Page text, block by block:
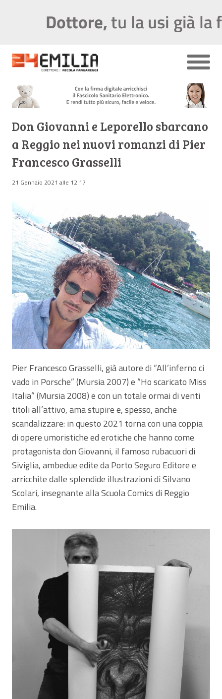
Don Giovanni e Leporello sbarcano
a Reggio nei nuovi romanzi di Pier
Francesco Grasselli
21 Gennaio 2021 alle 12:17
Pier Francesco Grasselli, già autore di “All’inferno ci
vado in Porsche” (Mursia 2007) e “Ho scaricato Miss
Italia” (Mursia 2008) e con un totale ormai di venti
titoli all’attivo, ama stupire e, spesso, anche
scandalizzare: in questo 2021 torna con una coppia
di opere umoristiche ed erotiche che hanno come
protagonista don Giovanni, il famoso rubacuori di
Siviglia, ambedue edite da Porto Seguro Editore e
arricchite dalle splendide illustrazioni di Silvano
Scolari, insegnante alla Scuola Comics di Reggio
Emilia.